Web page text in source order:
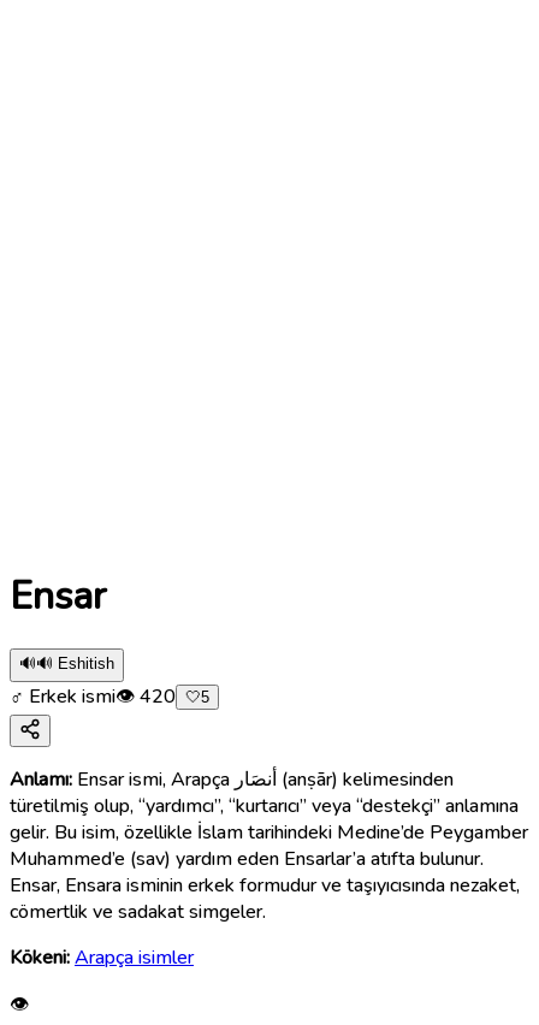
Ensar
🔊🔊 Eshitish
♂ Erkek ismi👁420 🤍5
Anlamı: Ensar ismi, Arapça أنصَار (anṣār) kelimesinden
türetilmiş olup, “yardımcı”, “kurtarıcı” veya “destekçi” anlamına
gelir. Bu isim, özellikle İslam tarihindeki Medine’de Peygamber
Muhammed’e (sav) yardım eden Ensarlar’a atıfta bulunur.
Ensar, Ensara isminin erkek formudur ve taşıyıcısında nezaket,
cömertlik ve sadakat simgeler.
Kökeni:Arapça isimler
👁